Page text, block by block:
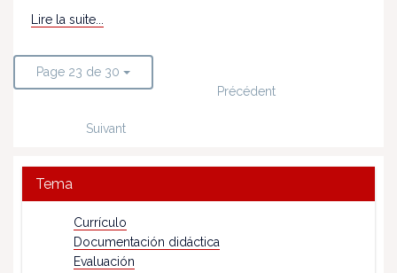
Lire la suite...
Page 23 de 30
Précédent
Suivant
Tema
Currículo
Documentación didáctica
Evaluación